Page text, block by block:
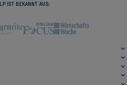
IST BEKANNT AUS: